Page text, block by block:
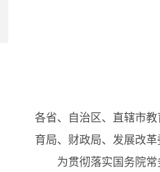
各省、自治区、直辖市
育局、财政局、发展改革
为贯彻落实国务院常